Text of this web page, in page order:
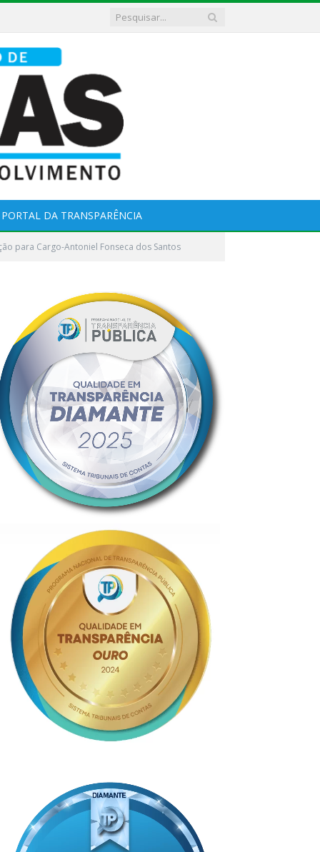
PORTAL DA TRANSPARÊNCIA
para Cargo-Antoniel Fonseca dos Santos